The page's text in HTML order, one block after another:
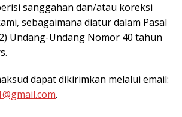
sanggahan dan/atau koreksi
sebagaimana diatur dalam Pasal
Undang-Undang Nomor 40 tahun
dapat dikirimkan melalui email:
.